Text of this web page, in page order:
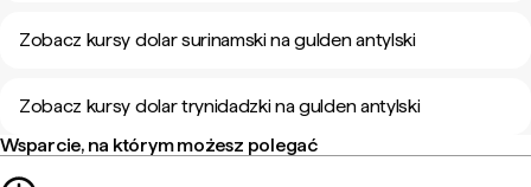
Zobacz kursy dolar surinamski na gulden antylski
Zobacz kursy dolar trynidadzki na gulden antylski
Wsparcie, na którym możesz polegać